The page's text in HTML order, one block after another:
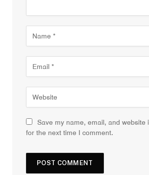
Save my name, email, and website
for the next time I comment.